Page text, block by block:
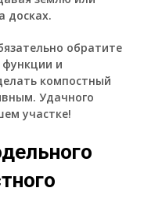
досках.
обратите
и
компостный
Удачного
участке!